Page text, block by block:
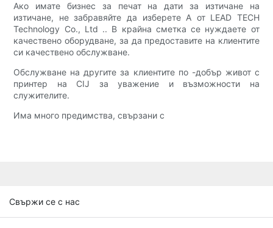
Ако имате бизнес за печат на дати за изтичане на
изтичане, не забравяйте да изберете A от LEAD TECH
Technology Co., Ltd .. В крайна сметка се нуждаете от
качествено оборудване, за да предоставите на клиентите
си качествено обслужване.
Обслужване на другите за клиентите по -добър живот с
принтер на CIJ за уважение и възможности на
служителите.
Има много предимства, свързани с
Свържи се с нас